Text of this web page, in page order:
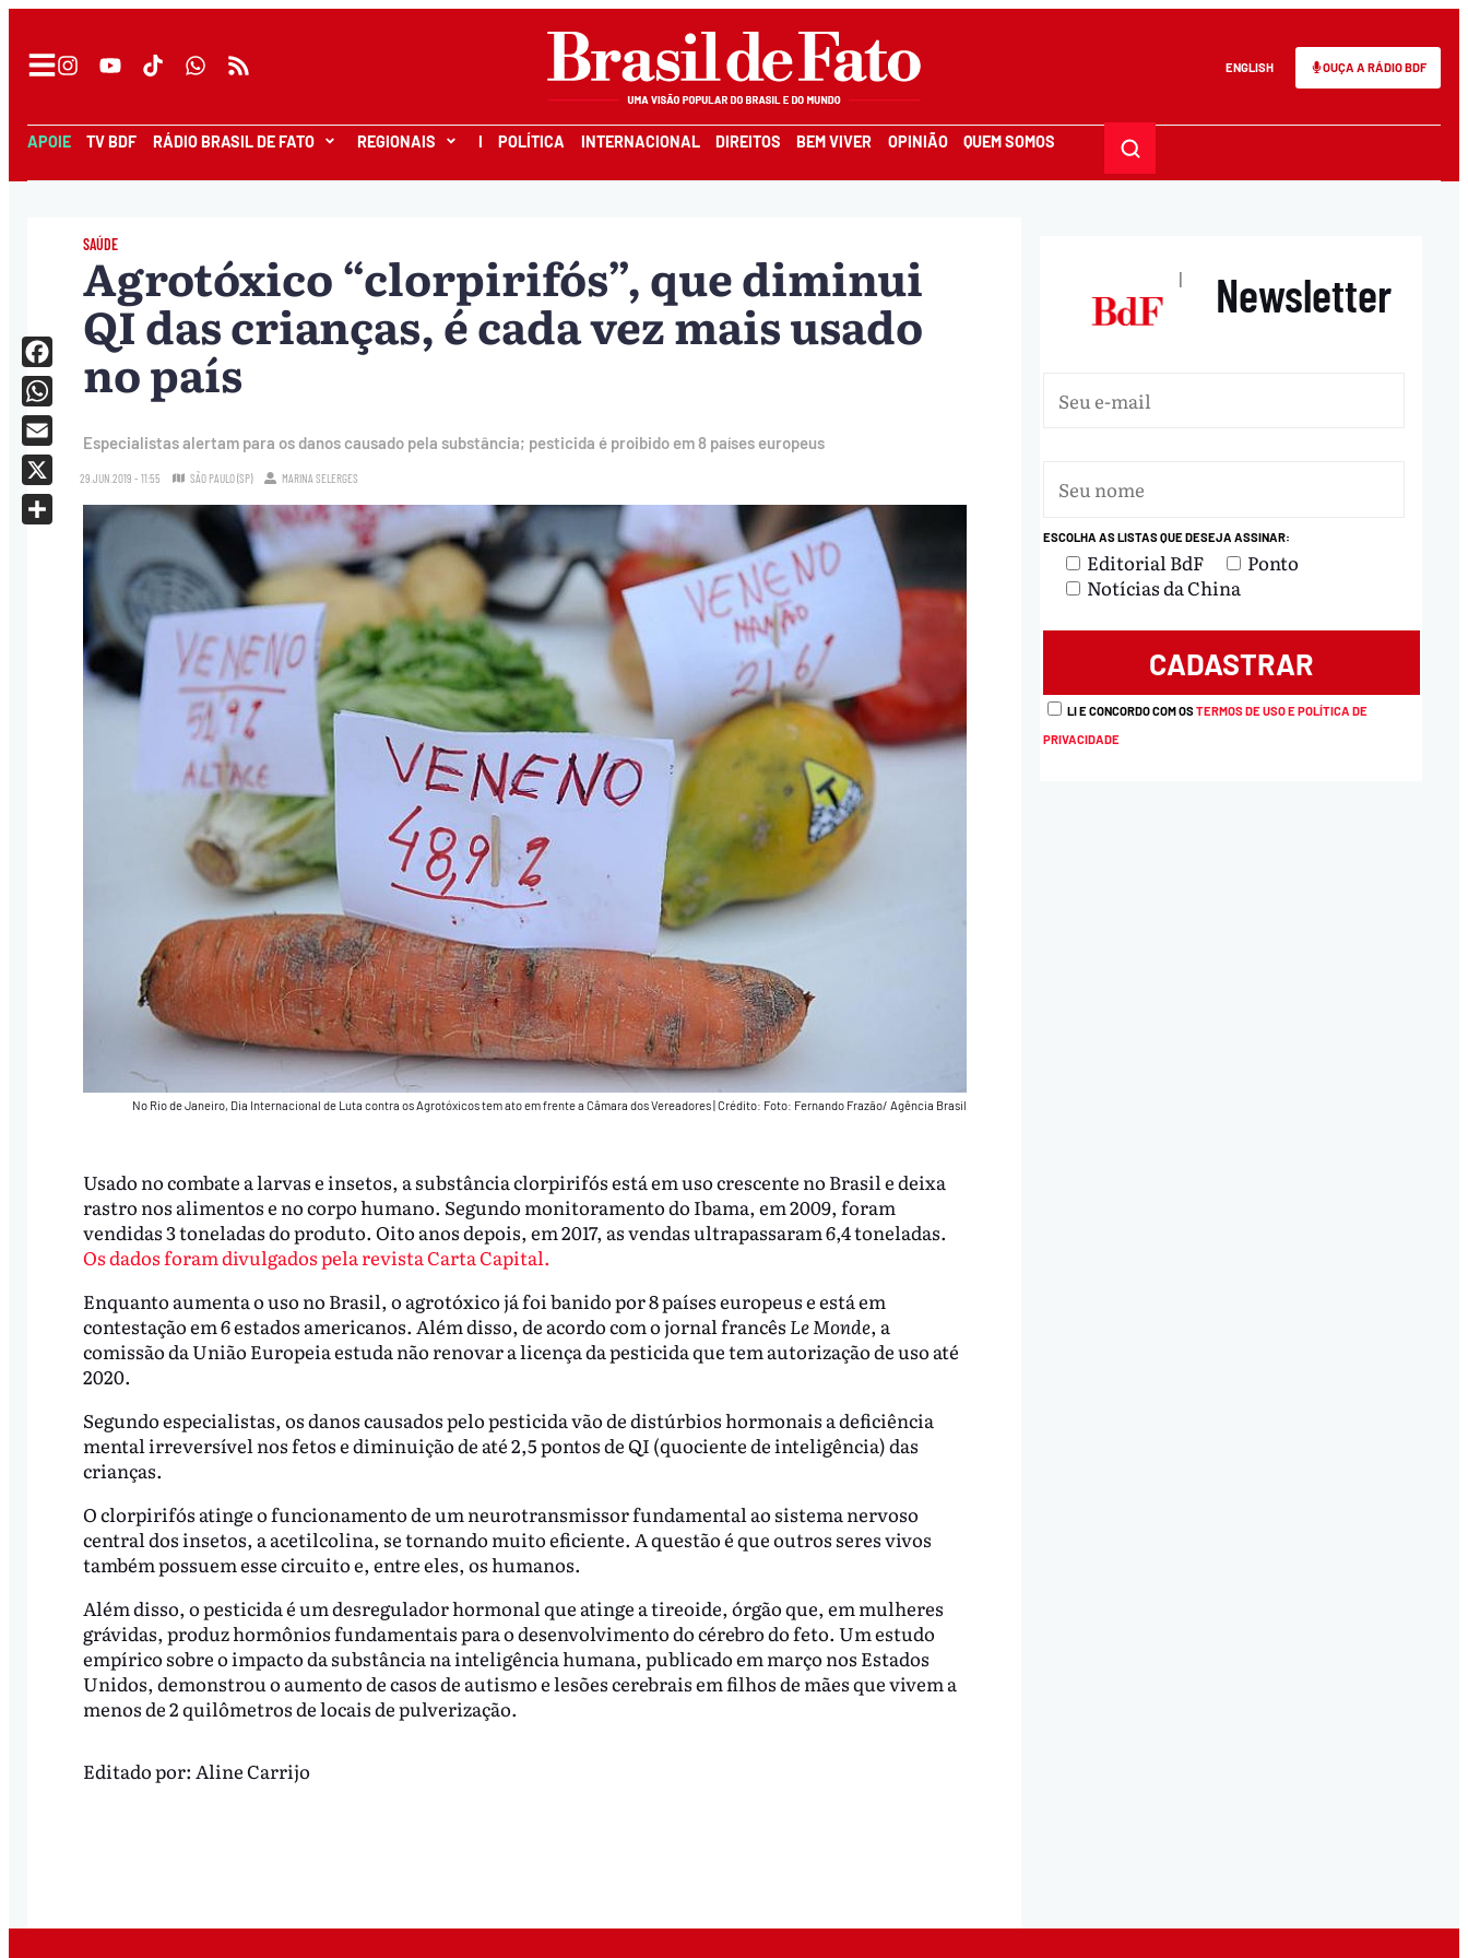
ENGLISH OUÇA A RÁDIO BDF
APOIE TV BDF RÁDIO BRASIL DE FATO REGIONAIS I POLÍTICA INTERNACIONAL DIREITOS BEM VIVER OPINIÃO QUEM SOMOS
SAÚDE
Agrotóxico “clorpirifós”, que diminui
QI das crianças, é cada vez mais usado
no país
Especialistas alertam para os danos causado pela substância; pesticida é proibido em 8 países europeus
29.JUN.2019 - 11:55 SÃO PAULO (SP) MARINA SELERGES
No Rio de Janeiro, Dia Internacional de Luta contra os Agrotóxicos tem ato em frente a Câmara dos Vereadores|Crédito: Foto: Fernando Frazão/ Agência Brasil
Usado no combate a larvas e insetos, a substância clorpirifós está em uso crescente no Brasil e deixa
rastro nos alimentos e no corpo humano. Segundo monitoramento do Ibama, em 2009, foram
vendidas 3 toneladas do produto. Oito anos depois, em 2017, as vendas ultrapassaram 6,4 toneladas.
Os dados foram divulgados pela revista Carta Capital.
Enquanto aumenta o uso no Brasil, o agrotóxico já foi banido por 8 países europeus e está em
contestação em 6 estados americanos. Além disso, de acordo com o jornal francês Le Monde, a
comissão da União Europeia estuda não renovar a licença da pesticida que tem autorização de uso até
2020.
Segundo especialistas, os danos causados pelo pesticida vão de distúrbios hormonais a deficiência
mental irreversível nos fetos e diminuição de até 2,5 pontos de QI (quociente de inteligência) das
crianças.
O clorpirifós atinge o funcionamento de um neurotransmissor fundamental ao sistema nervoso
central dos insetos, a acetilcolina, se tornando muito eficiente. A questão é que outros seres vivos
também possuem esse circuito e, entre eles, os humanos.
Além disso, o pesticida é um desregulador hormonal que atinge a tireoide, órgão que, em mulheres
grávidas, produz hormônios fundamentais para o desenvolvimento do cérebro do feto. Um estudo
empírico sobre o impacto da substância na inteligência humana, publicado em março nos Estados
Unidos, demonstrou o aumento de casos de autismo e lesões cerebrais em filhos de mães que vivem a
menos de 2 quilômetros de locais de pulverização.
Facebook
WhatsApp
Email
X
Editado por: Aline Carrijo
| Newsletter
ESCOLHA AS LISTAS QUE DESEJA ASSINAR:
Editorial BdF
Ponto
Notícias da China
LI E CONCORDO COM OSTERMOS DE USO E POLÍTICA DE
PRIVACIDADE